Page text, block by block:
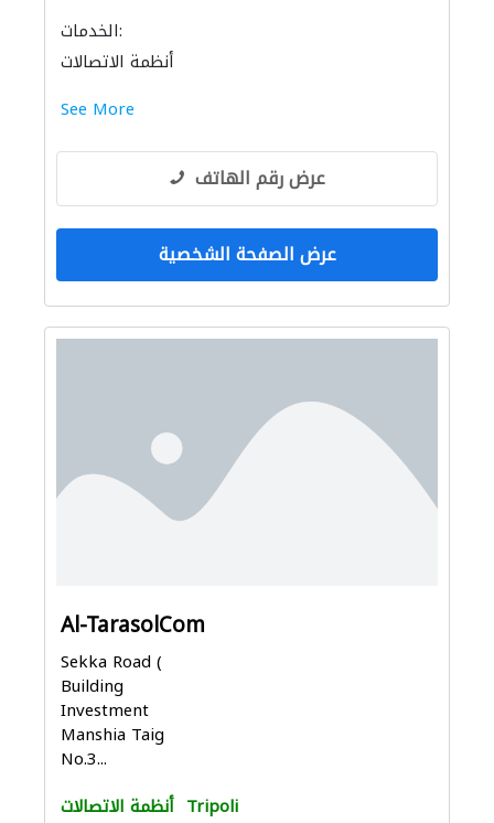
الخدمات:
أنظمة الاتصالات
See More
عرض رقم الهاتف
عرض الصفحة الشخصية
Al-TarasolCom
Sekka Road (
Building
Investment
Manshia Taig
No.3...
أنظمة الاتصالات Tripoli